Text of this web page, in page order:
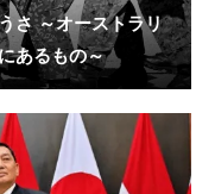
さ ～オーストラリ
あるもの～